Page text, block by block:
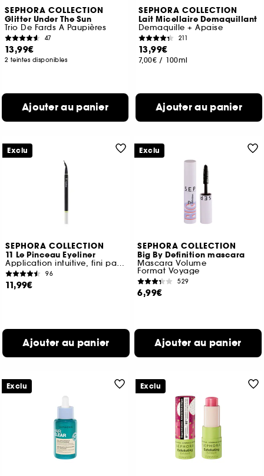
SEPHORA COLLECTION
Glitter Under The Sun
Trio De Fards A Paupières
47
13,99€
2 teintes disponibles
Ajouter au panier
SEPHORA COLLECTION
Lait Micellaire Demaquillant
Demaquille + Apaise
211
13,99€
7,00€ / 100ml
Ajouter au panier
SEPHORA COLLECTION
11 Le Pinceau Eyeliner
Application intuitive, fini parfait
96
11,99€
Ajouter au panier
Exclu
SEPHORA COLLECTION
Big By Definition mascara
Mascara Volume
Format Voyage
529
6,99€
Ajouter au panier
Exclu
Exclu Exclu